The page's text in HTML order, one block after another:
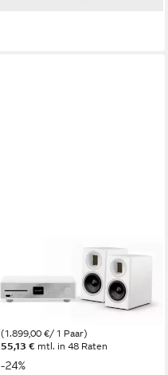
Sonoro MAESTRO +
ORCHESTRA SLIM - Starter
Bundle Stereoanlage
(1.899,00 €/ 1 Paar)
55,13 € mtl. in 48 Raten
-24%